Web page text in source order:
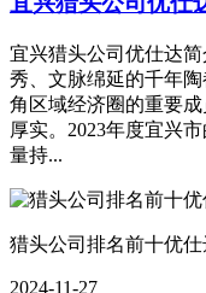
宜兴猎头公司优仕达
秀、文脉绵延的千年
角区域经济圈的重要
厚实。2023年度宜兴
量持...
猎头公司排名前十优仕
2024-11-27